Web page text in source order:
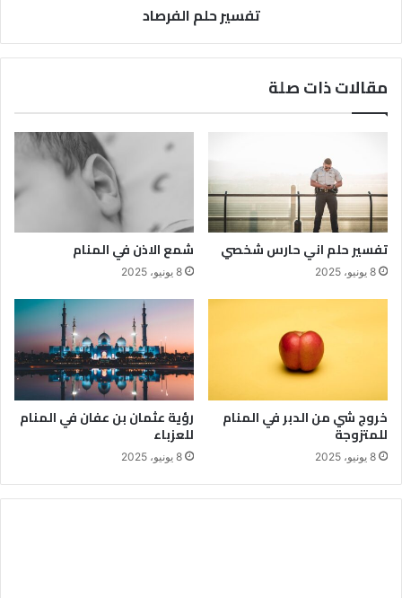
تفسير حلم الفرصاد
مقالات ذات صلة
تفسير حلم اني حارس شخصي
8 يونيو، 2025
شمع الاذن في المنام
8 يونيو، 2025
خروج شي من الدبر في المنام
للمتزوجة
8 يونيو، 2025
رؤية عثمان بن عفان في المنام
للعزباء
8 يونيو، 2025